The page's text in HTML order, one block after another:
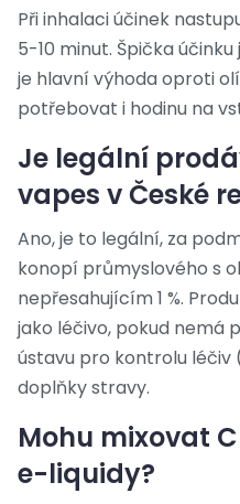
Při inhalaci účinek
5-10 minut. Špička
je hlavní výhoda oproti
potřebovat i hodinu na
Je legální
vapes v České
Ano, je to legální, za
konopí průmyslového s
nepřesahujícím 1 %.
jako léčivo, pokud nemá
ústavu pro kontrolu léčiv
doplňky stravy.
Mohu mixovat
e-liquidy?